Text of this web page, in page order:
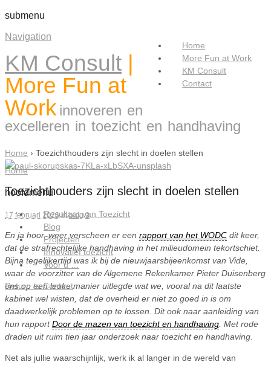
submenu
Home
More Fun at Work
KM Consult
Contact
Navigation
KM Consult
More Fun at
Work innoveren en
excelleren in toezicht en handhaving
Home
hoofdmenu
Resultaat van Toezicht
Blog
Projecten
Innovatief toezicht
Voor u …
Return to Content
Home › Toezichthouders zijn slecht in doelen stellen
Toezichthouders zijn slecht in doelen stellen
17 februari 2026inblog 0
En ja hoor, weer verscheen er een rapport van het WODC dit keer,
dat de strafrechtelijke handhaving in het milieudomein tekortschiet.
Bijna tegelijkertijd was ik bij de nieuwjaarsbijeenkomst van Vide,
waar de voorzitter van de Algemene Rekenkamer Pieter Duisenberg
ons op een leuke manier uitlegde wat we, vooral na dit laatste
kabinet wel wisten, dat de overheid er niet zo goed in is om
daadwerkelijk problemen op te lossen. Dit ook naar aanleiding van
hun rapportDoor de mazen van toezicht en handhaving . Met rode
draden uit ruim tien jaar onderzoek naar toezicht en handhaving.
Net als jullie waarschijnlijk, werk ik al langer in de wereld van